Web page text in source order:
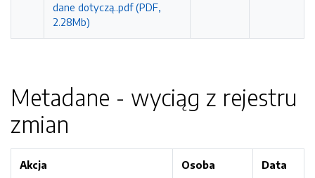
dane dotyczą..pdf (PDF,
2.28Mb)
Metadane - wyciąg z rejestru
zmian
Akcja Osoba Data